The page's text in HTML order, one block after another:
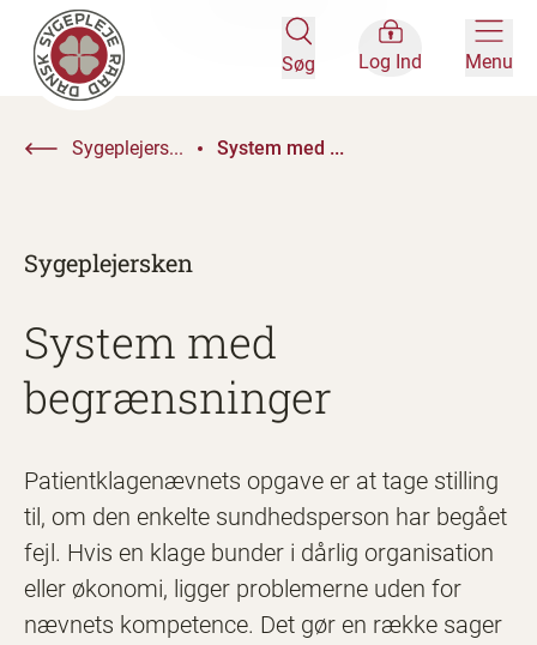
Søg Log Ind Menu
Sygeplejers... System med ...
Sygeplejersken
System med
begrænsninger
Patientklagenævnets opgave er at tage stilling
til, om den enkelte sundhedsperson har begået
fejl. Hvis en klage bunder i dårlig organisation
eller økonomi, ligger problemerne uden for
nævnets kompetence. Det gør en række sager